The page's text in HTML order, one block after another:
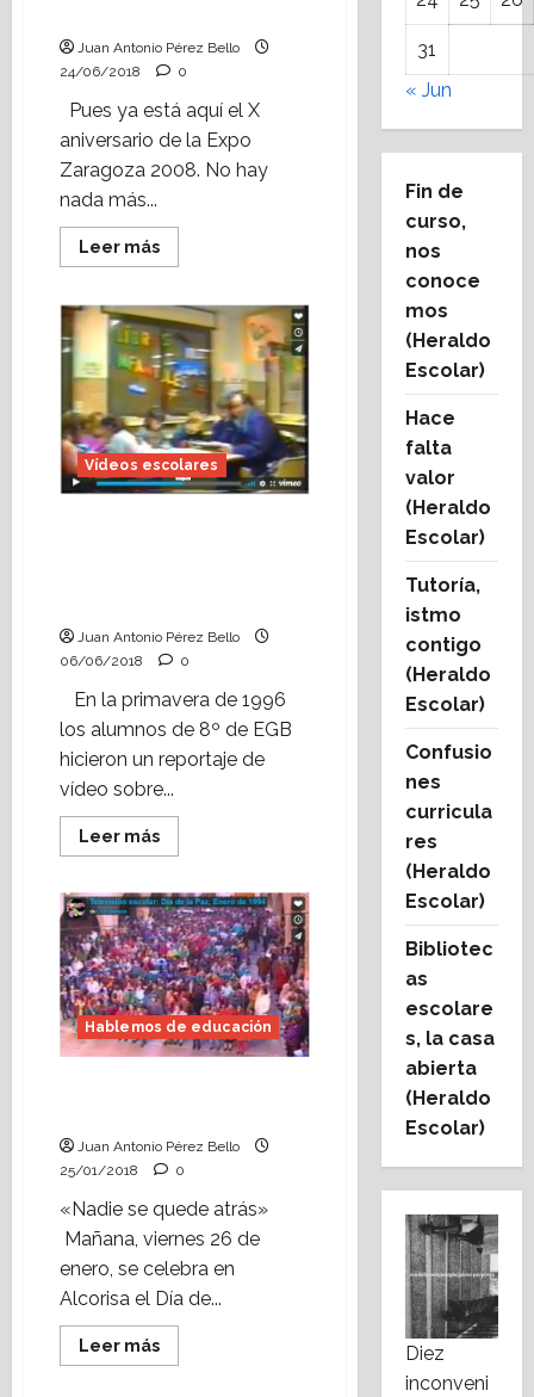
Juan Antonio Pérez Bello
24/06/2018
0
Pues ya está aquí el X
aniversario de la Expo
Zaragoza 2008. No hay
nada más...
Leer másLeer
más
Vídeo
escolar:
En
el
X
Aniversario
de
la
Expo,
recuperamos
el
vídeo
Vídeos escolares
Juan Antonio Pérez Bello
06/06/2018
0
En la primavera de 1996
los alumnos de 8º de EGB
hicieron un reportaje de
vídeo sobre...
Leer másLeer
más
Vídeo
escolar:
reportaje
de
la
biblioteca
municipal
de
Alcorisa
(1996).
Hablemos de educación
Juan Antonio Pérez Bello
25/01/2018
0
«Nadie se quede atrás»
Mañana, viernes 26 de
enero, se celebra en
Alcorisa el Día de...
Leer másLeer
más
31
« Jun
Fin de
curso,
nos
conoce
mos
(Heraldo
Escolar)
Hace
falta
valor
(Heraldo
Escolar)
Tutoría,
istmo
contigo
(Heraldo
Escolar)
Confusio
nes
curricula
res
(Heraldo
Escolar)
Bibliotec
as
escolare
s, la casa
abierta
(Heraldo
Escolar)
Diez
inconveni